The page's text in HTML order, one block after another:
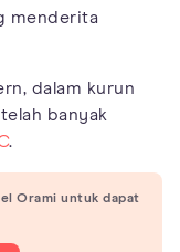
menderita
dalam kurun
banyak
.
Orami untuk dapat